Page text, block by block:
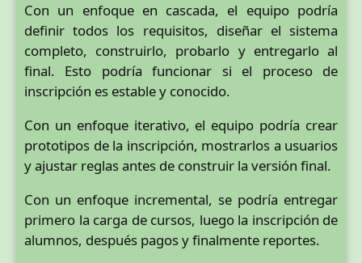
Con un enfoque en cascada, el equipo podría
definir todos los requisitos, diseñar el sistema
completo, construirlo, probarlo y entregarlo al
final. Esto podría funcionar si el proceso de
inscripción es estable y conocido.
Con un enfoque iterativo, el equipo podría crear
prototipos de la inscripción, mostrarlos a usuarios
y ajustar reglas antes de construir la versión final.
Con un enfoque incremental, se podría entregar
primero la carga de cursos, luego la inscripción de
alumnos, después pagos y finalmente reportes.